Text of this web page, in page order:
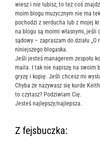
wiesz i nie lubisz, to też coś
moim blogu muzycznym nie ma
pochodzi z serducha lub z mojej
na blogu są moimi własnymi, jeśli
sądowy – zapraszam do działu
niniejszego blogaska.
Jeśli jesteś managerem zespołu
maila. I tak nie napiszę na swoim
gryzę i kopię. Jeśli chcesz mi
Chyba że nazywasz się kurde
to czytasz? Podziwiam Cię.
Jesteś najlepszy/najlepsza.
Z fejsbuczka: